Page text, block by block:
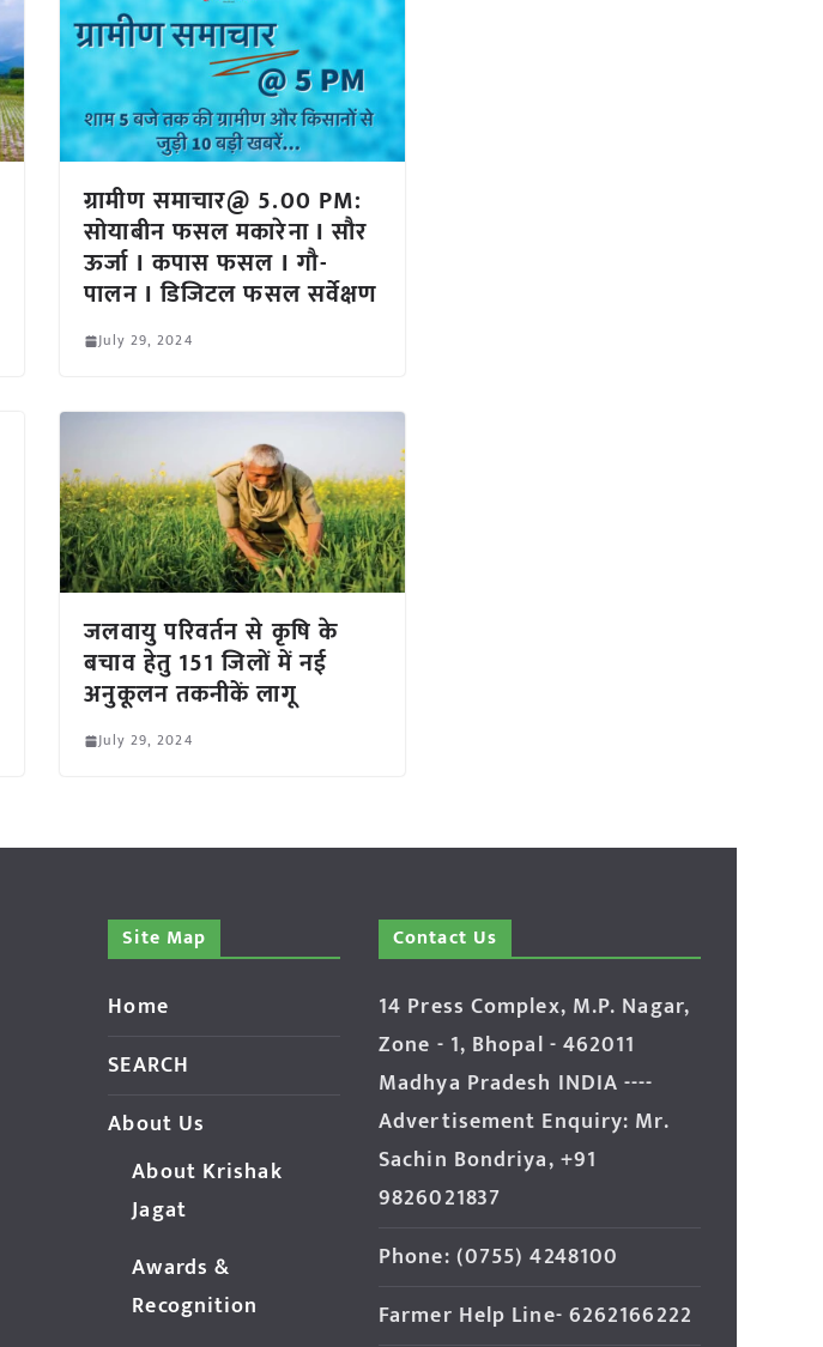
ग्रामीण समाचार@ 5.00 PM:
सोयाबीन फसल मकारेना I सौर
ऊर्जा I कपास फसल I गौ-
पालन I डिजिटल फसल सर्वेक्षण
July 29, 2024
जलवायु परिवर्तन से कृषि के
बचाव हेतु 151 जिलों में नई
अनुकूलन तकनीकें लागू
July 29, 2024
Site Map
Home
SEARCH
About Us
About Krishak
Jagat
Awards &
Recognition
Contact Us
14 Press Complex, M.P. Nagar,
Zone - 1, Bhopal - 462011
Madhya Pradesh INDIA ----
Advertisement Enquiry: Mr.
Sachin Bondriya, +91
9826021837
Phone: (0755) 4248100
Farmer Help Line- 6262166222